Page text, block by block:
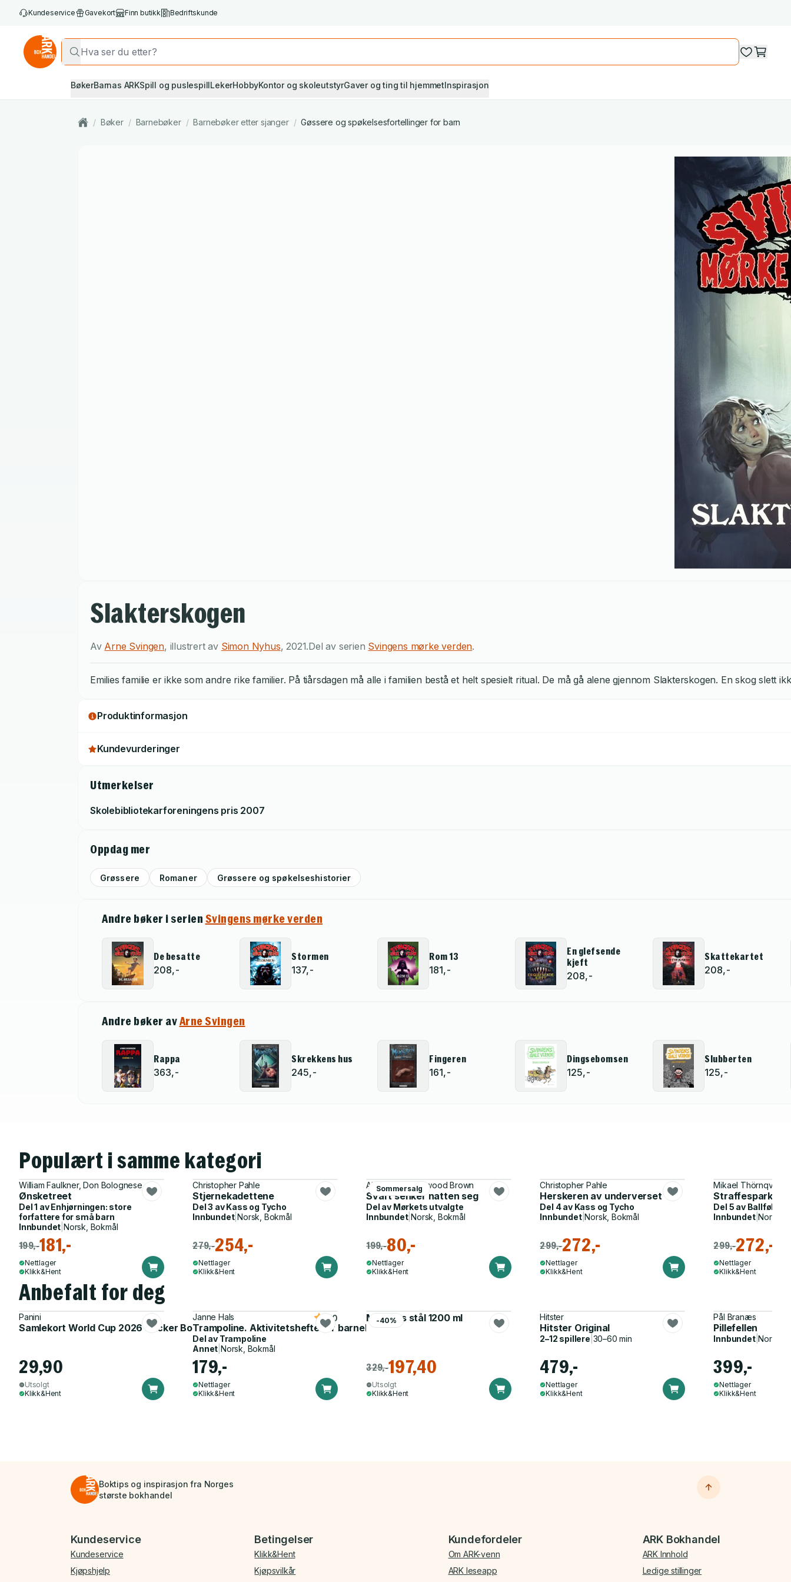
Kundeservice Gavekort Finn butikk Bedriftskunde
BøkerBarnas ARKSpill og puslespillLekerHobbyKontor og skoleutstyrGaver og ting til hjemmetInspirasjon
/ Bøker / Barnebøker / Barnebøker etter sjanger / Gøssere og spøkelsesfortellinger for barn
Slakterskogen
Av Arne Svingen, illustrert av Simon Nyhus,2021.Del av serien Svingens mørke verden.
Emilies familie er ikke som andre rike familier. På tiårsdagen må alle i familien bestå et helt spesielt ritual. De må gå alene gjennom Slakterskogen. En skog slett
Produktinformasjon
Kundevurderinger
Utmerkelser
Skolebibliotekarforeningens pris 2007
Oppdag mer
Grøssere Romaner Grøssere og spøkelseshistorier
Andre bøker i serien Svingens mørke verden
De besatte
208,-
Stormen
137,-
Rom 13
181,-
En glefsende
kjeft
208,-
Skattekartet
208,-
Andre bøker avArne Svingen
Rappa
363,-
Skrekkens hus
245,-
Fingeren
161,-
Dingsebomsen
125,-
Slubberten
125,-
Populært i samme kategori
William Faulkner, Don Bolognese
Ønsketreet
Del 1 avEnhjørningen: store
forfattere for små barn
Innbundet |Norsk, Bokmål
199,-181,-
Nettlager
Klikk&Hent
Christopher Pahle
Stjernekadettene
Del 3 avKass og Tycho
Innbundet|Norsk, Bokmål
279,-254,-
Nettlager
Klikk&Hent
Sommersalg
Aleksander Kirkwood Brown
Svart senker natten seg
Del av Mørkets utvalgte
Innbundet|Norsk, Bokmål
199,-80,-
Nettlager
Klikk&Hent
Christopher Pahle
Herskeren av underverset
Del 4 av Kass og Tycho
Innbundet|Norsk, Bokmål
299,-272,-
Nettlager
Klikk&Hent
Mikael Thörnqvist
Straffespark og
Del 5 av Ballfølelse
Innbundet|Norsk,
299,-272,-
Nettlager
Klikk&Hent
Anbefalt for deg
Panini
Samlekort World Cup 2026 Sticker Booster
29,90
Utsolgt
Klikk&Hent
Janne Hals
Trampoline. Aktivitetshefte for barnehagen
5.0
Del av Trampoline
Annet Norsk, Bokmål
179,-
Nettlager
Klikk&Hent
-40%
Matboks stål 1200 ml
329,-197,40
Utsolgt
Klikk&Hent
Hitster
Hitster Original
2–12 spillere 30–60 min
479,-
Nettlager
Klikk&Hent
Pål Branæs
Pillefellen
Innbundet|Norsk,
399,-
Nettlager
Klikk&Hent
Boktips og inspirasjon fra Norges
største bokhandel
Bunnmeny
Kundeservice
Kundeservice
Kjøpshjelp
Betingelser
Klikk&Hent
Kjøpsvilkår
Kundefordeler
Om ARK-venn
ARK leseapp
ARK Bokhandel
ARK Innhold
Ledige stillinger